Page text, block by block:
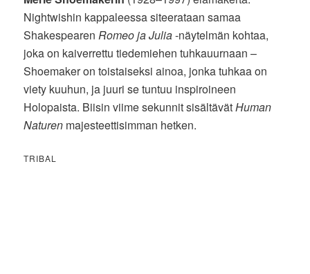
Nightwishin kappaleessa siteerataan samaa
ShakespearenRomeo ja Julia-näytelmän kohtaa,
joka on kaiverrettu tiedemiehen tuhkauurnaan –
Shoemaker on toistaiseksi ainoa, jonka tuhkaa on
viety kuuhun, ja juuri se tuntuu inspiroineen
Holopaista. Biisin viime sekunnit sisältävätHuman
Naturen majesteettisimman hetken.
TRIBAL